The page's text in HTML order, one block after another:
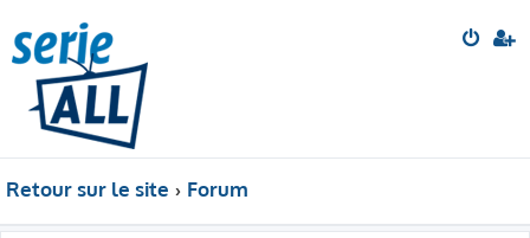
Retour sur le site Forum